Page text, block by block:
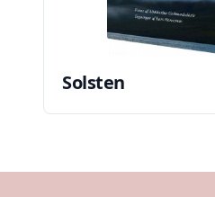
Solsten